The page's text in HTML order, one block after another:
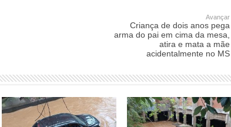
Avançar
Criança de dois anos pega
arma do pai em cima da mesa,
atira e mata a mãe
acidentalmente no MS